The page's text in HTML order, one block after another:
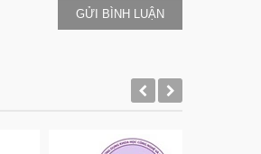
GỬI BÌNH LUẬN